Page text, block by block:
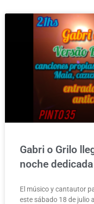
Gabri o Grilo
noche
El músico y cantautor
este sábado 18 de julio